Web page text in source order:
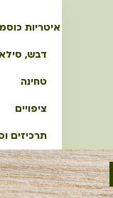
איטריות
דבש,
טחינה
ציפויים
תרכיזים